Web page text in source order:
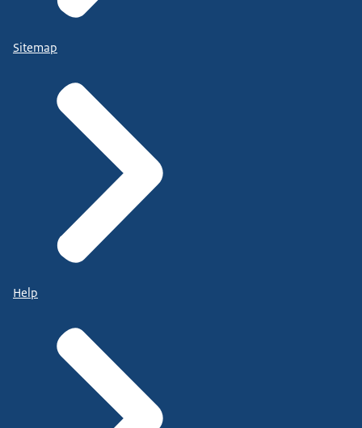
Sitemap
Help